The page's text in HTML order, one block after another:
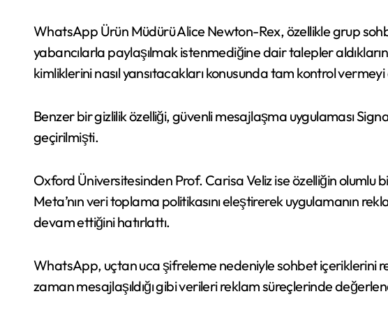
WhatsApp Ürün Müdürü Alice Newton-Rex, özellikle grup
yabancılarla paylaşılmak istenmediğine dair talepler
kimliklerini nasıl yansıtacakları konusunda tam kontrol
Benzer bir gizlilik özelliği, güvenli mesajlaşma uygulaması
geçirilmişti.
Oxford Üniversitesinden Prof. Carisa Veliz ise özelliğin olumlu
Meta’nın veri toplama politikasını eleştirerek uygulamanın
devam ettiğini hatırlattı.
WhatsApp, uçtan uca şifreleme nedeniyle sohbet içeriklerini
zaman mesajlaşıldığı gibi verileri reklam süreçlerinde